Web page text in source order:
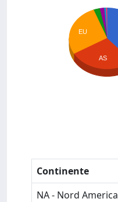
EU
AS
Continente
NA - Nord America